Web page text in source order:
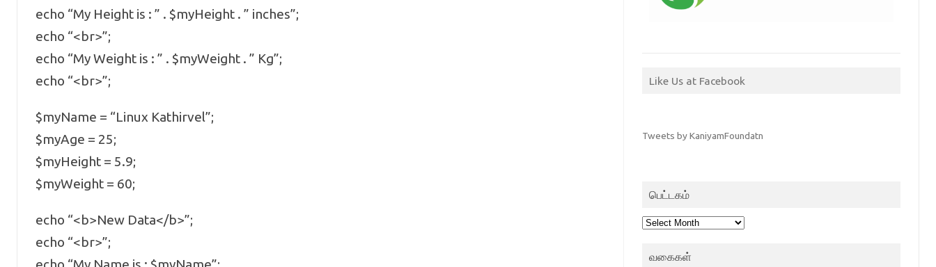
echo “My Height is : ” . $myHeight . ” inches”;
echo “<br>”;
echo “My Weight is : ” . $myWeight . ” Kg”;
echo “<br>”;
$myName = “Linux Kathirvel”;
$myAge = 25;
$myHeight = 5.9;
$myWeight = 60;
echo “<b>New Data</b>”;
echo “<br>”;
Like Us at Facebook
Tweets by KaniyamFoundatn
பெட்டகம்
பெட்டகம்
வகைகள்